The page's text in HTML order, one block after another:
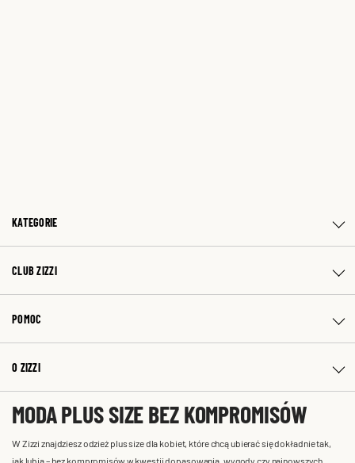
KATEGORIE
CLUB ZIZZI
POMOC
O ZIZZI
MODA PLUS SIZE BEZ KOMPROMISÓW
W Zizzi znajdziesz odzież plus size dla kobiet, które chcą ubierać się dokładnie tak,
jak lubią – bez kompromisów w kwestii dopasowania, wygody czy najnowszych